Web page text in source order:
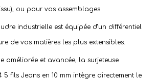
ou pour vos assemblages.
industrielle est équipée d’un différentiel
de vos matières les plus extensibles.
améliorée et avancée, la surjeteuse
5 fils Jeans en 10 mm intègre directement le